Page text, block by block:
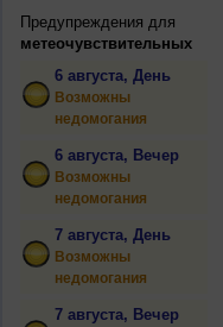
Предупреждения для
метеочувствительных
6 августа, День
Возможны
недомогания
6 августа, Вечер
Возможны
недомогания
7 августа, День
Возможны
недомогания
7 августа, Вечер